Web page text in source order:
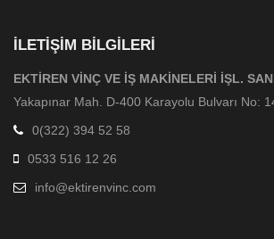
İLETIŞIM BILGILERI
EKTİREN VİNÇ VE İŞ MAKİNELERİ İŞL.
Yakapınar Mah. D-400 Karayolu Bulvarı No:
0(322) 394 52 58
0533 516 12 26
info@ektirenvinc.com